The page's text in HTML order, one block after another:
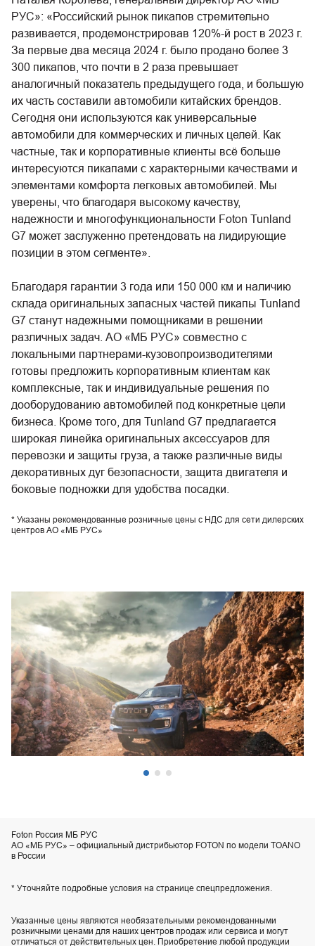
РУС»: «Российский рынок пикапов стремительно
развивается, продемонстрировав 120%-й рост в 2023 г.
За первые два месяца 2024 г. было продано более 3
300 пикапов, что почти в 2 раза превышает
аналогичный показатель предыдущего года, и большую
их часть составили автомобили китайских брендов.
Сегодня они используются как универсальные
автомобили для коммерческих и личных целей. Как
частные, так и корпоративные клиенты всё больше
интересуются пикапами с характерными качествами и
элементами комфорта легковых автомобилей. Мы
уверены, что благодаря высокому качеству,
надежности и многофункциональности Foton Tunland
G7 может заслуженно претендовать на лидирующие
позиции в этом сегменте».
Благодаря гарантии 3 года или 150 000 км и наличию
склада оригинальных запасных частей пикапы Tunland
G7 станут надежными помощниками в решении
различных задач. АО «МБ РУС» совместно с
локальными партнерами-кузовопроизводителями
готовы предложить корпоративным клиентам как
комплексные, так и индивидуальные решения по
дооборудованию автомобилей под конкретные цели
бизнеса. Кроме того, для Tunland G7 предлагается
широкая линейка оригинальных аксессуаров для
перевозки и защиты груза, а также различные виды
декоративных дуг безопасности, защита двигателя и
боковые подножки для удобства посадки.
* Указаны рекомендованные розничные цены c НДС для сети дилерских
центров АО «МБ РУС»
Foton Россия МБ РУС
АО «МБ РУС» – официальный дистрибьютор FOTON по модели TOANO
в России
* Уточняйте подробные условия на странице спецпредложения.
Указанные цены являются необязательными рекомендованными
розничными ценами для наших центров продаж или сервиса и могут
отличаться от действительных цен. Приобретение любой продукции